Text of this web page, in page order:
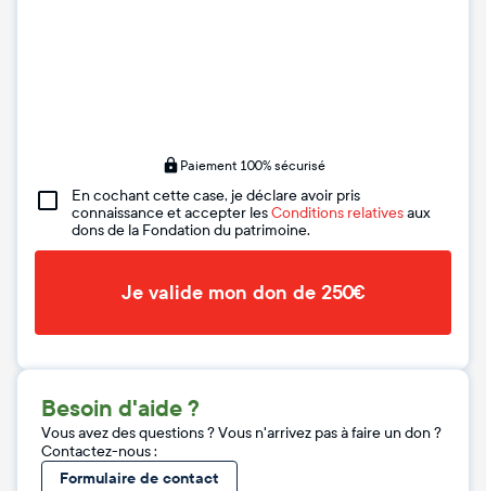
Paiement 100% sécurisé
En cochant cette case, je déclare avoir pris
connaissance et accepter lesConditions relativesaux
dons de la Fondation du patrimoine.
Je valide mon don de 250€
Besoin d'aide ?
Vous avez des questions ? Vous n'arrivez pas à faire un don ?
Contactez-nous :
Formulaire de contact